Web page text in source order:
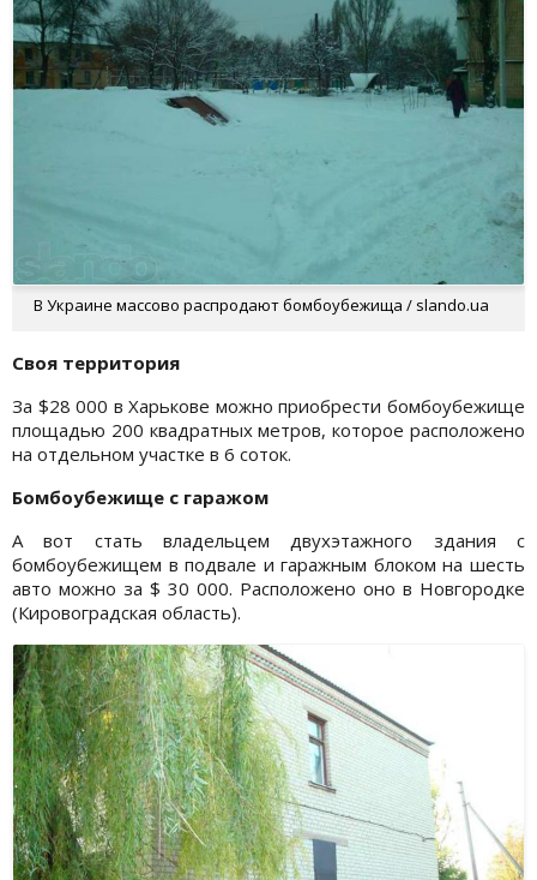
В Украине массово распродают бомбоубежища / slando.ua
Своя территория
За $28 000 в Харькове можно приобрести бомбоубежище
площадью 200 квадратных метров, которое расположено
на отдельном участке в 6 соток.
Бомбоубежище с гаражом
А вот стать владельцем двухэтажного здания с
бомбоубежищем в подвале и гаражным блоком на шесть
авто можно за $ 30 000. Расположено оно в Новгородке
(Кировоградская область).